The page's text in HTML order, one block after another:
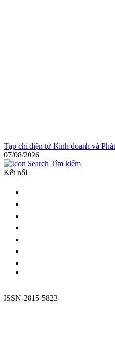
Tạp chí điện tử Kinh doanh và
07/08/2026
Tìm kiếm
Kết nối
ISSN-2815-5823